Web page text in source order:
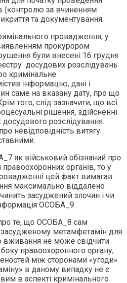
(контролю за вчиненням
та документування.
провадження, у
прокурором
були внесені 16 грудня
досудових розслідувань
кримінальне
інформацію, дані і
саме на вказану дату, про що
того, слід зазначити, що всі
рішення, здійсненні
розслідування.
невідповідність витягу
як військовий обізнаний про
органів, то у
цей факт вимагав
максимально віддалено
засуджений злочин і чи
ОСОБА_9 .
те, що ОСОБА_8 сам
метамфетамін для
вживання не може свідчити
правоохоронного органу,
між сторонами «угоди»
в даному випадку не є
в аспекті кримінального